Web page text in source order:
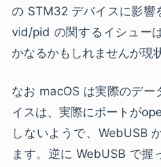
の STM32 デバイスに影響
vid/pid の関するイシュー
かなるかもしれませんが現
なお macOS は実際のデー
イスは、実際にポートが
しないようで、WebUSB
ます。逆に WebUSB で握